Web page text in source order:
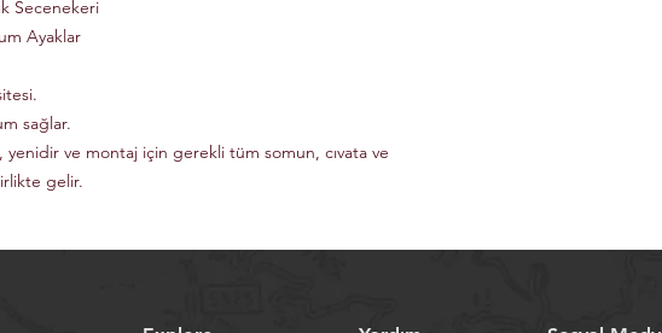
Secenekeri
Ayaklar
sağlar.
yenidir ve montaj için gerekli tüm somun, cıvata ve
gelir.